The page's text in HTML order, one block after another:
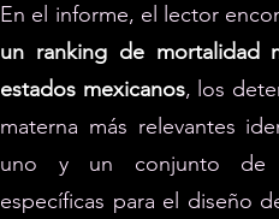
En el informe, el lector
un ranking de mortalidad
estados mexicanos, los
materna más relevantes
uno y un conjunto de
específicas para el diseño